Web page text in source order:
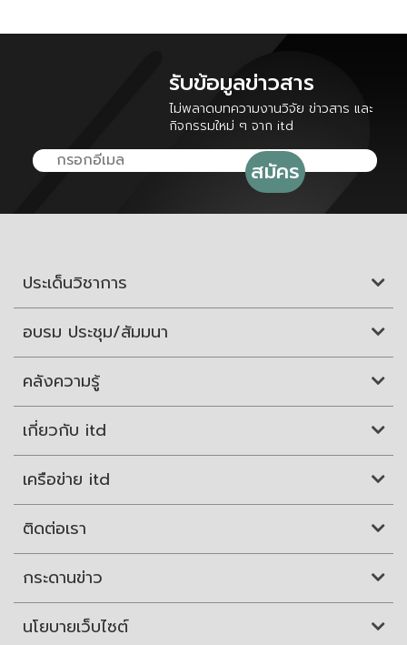
รับข้อมูลข่าวสาร
ไม่พลาดบทความงานวิจัย ข่าวสาร และ
กิจกรรมใหม่ ๆ จาก itd
ประเด็นวิชาการ
อบรม ประชุม/สัมมนา
คลังความรู้
เกี่ยวกับ itd
เครือข่าย itd
ติดต่อเรา
กระดานข่าว
นโยบายเว็บไซต์